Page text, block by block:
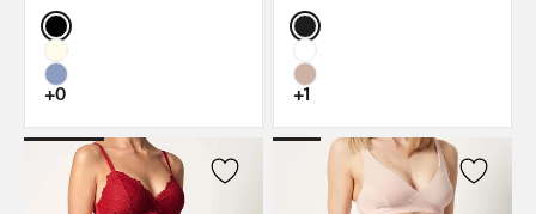
Color:
+0
Color:
+1